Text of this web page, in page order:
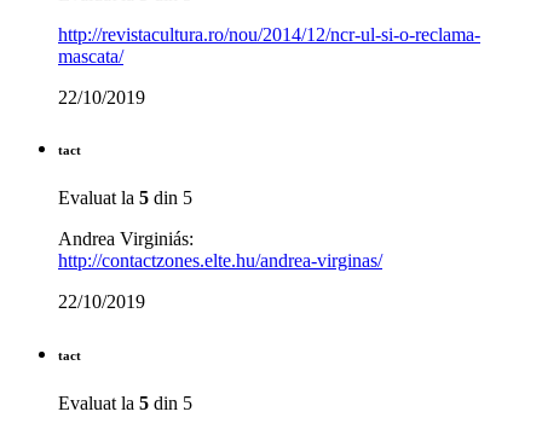
http://revistacultura.ro/nou/2014/12/ncr-ul-si-o-reclama-
mascata/
22/10/2019
tact
Evaluat la 5 din 5
Andrea Virginiás:
http://contactzones.elte.hu/andrea-virginas/
22/10/2019
tact
Evaluat la 5 din 5